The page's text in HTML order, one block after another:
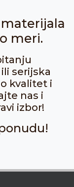
meri.
serijska
kvalitet i
nas i
izbor!